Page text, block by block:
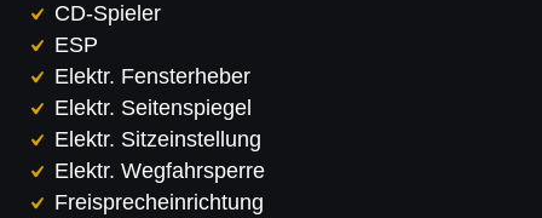
CD-Spieler
ESP
Elektr. Fensterheber
Elektr. Seitenspiegel
Elektr. Sitzeinstellung
Elektr. Wegfahrsperre
Freisprecheinrichtung